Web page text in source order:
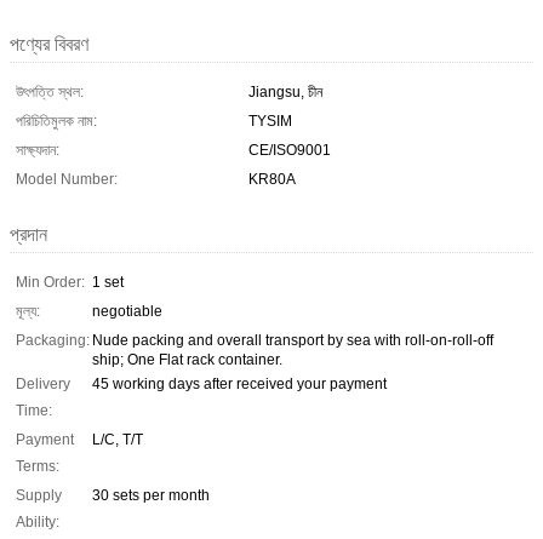
পণ্যের বিবরণ
উৎপত্তি স্থল:
Jiangsu, চীন
পরিচিতিমুলক নাম:
TYSIM
সাক্ষ্যদান:
CE/ISO9001
Model Number:
KR80A
প্রদান
Min Order: 1 set
মূল্য:
negotiable
Packaging: Nude packing and overall transport by sea with roll-on-roll-off
ship; One Flat rack container.
Delivery
Time:
45 working days after received your payment
Payment
Terms:
L/C, T/T
Supply
Ability:
30 sets per month